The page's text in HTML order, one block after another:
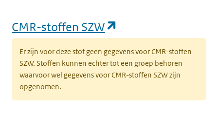
CMR-stoffen SZW
Er zijn voor deze stof geen gegevens voor CMR-stoffen
SZW. Stoffen kunnen echter tot een groep behoren
waarvoor wel gegevens voor CMR-stoffen SZW zijn
opgenomen.